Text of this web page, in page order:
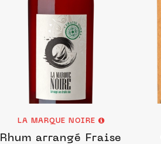
LA MARQUE NOIRE
Rhum arrangé Fraise